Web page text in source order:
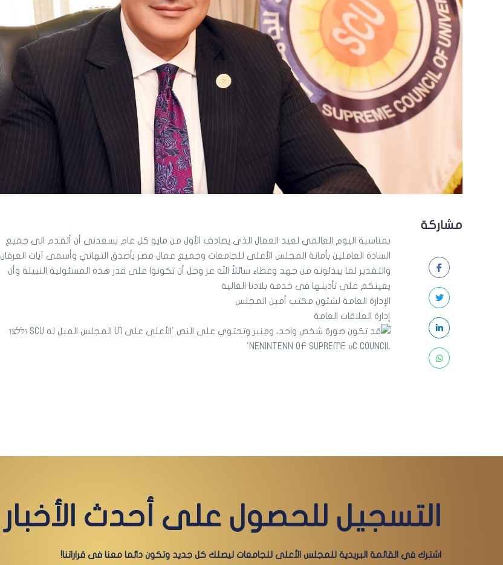
مشاركة
بمناسبة اليوم العالمي لعيد العمال الذى يصادف الأول من مايو كل عام يسعدنى أن أتقدم الى جميع
السادة العاملين بأمانة المجلس الأعلى للجامعات وجميع عمال مصر بأصدق التهاني وأسمى آيات العرفان
والتقدير لما يبذلونه من جهد وعطاء سائلاً الله عز وجل أن تكونوا على قدر هذه المسئولية النبيلة وأن
يعينكم على تأديتها فى خدمة بلادنا الغالية
الإدارة العامة لشئون مكتب أمين المجلس
إدارة العلاقات العامة
التسجيل للحصول على أحدث الأخبار
اشترك في القائمة البريدية للمجلس الأعلى للجامعات ليصلك كل جديد وتكون دائما معنا فى قراراتنا!